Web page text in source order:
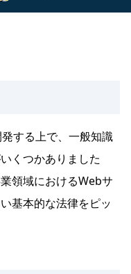
する上で、一般知識
くつかありました
領域におけるWebサ
基本的な法律をピッ